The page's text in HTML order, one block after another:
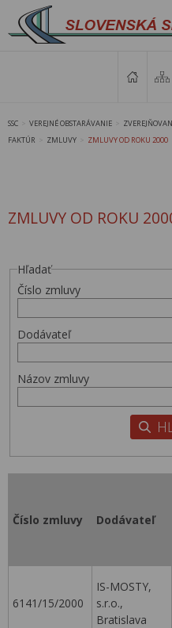
SSC VEREJNÉ OBSTARÁVANIE
FAKTÚR
ZMLUVY ZMLUVY OD ROKU 2000
ZMLUVY OD ROKU
Hľadať
Číslo zmluvy
Dodávateľ
Názov zmluvy
Číslo zmluvy Dodávateľ
6141/15/2000
IS-MOSTY,
s.r.o.,
Bratislava